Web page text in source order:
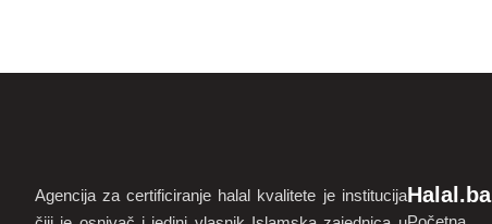
Agencija za certificiranje halal kvalitete je institucijaHalal.ba